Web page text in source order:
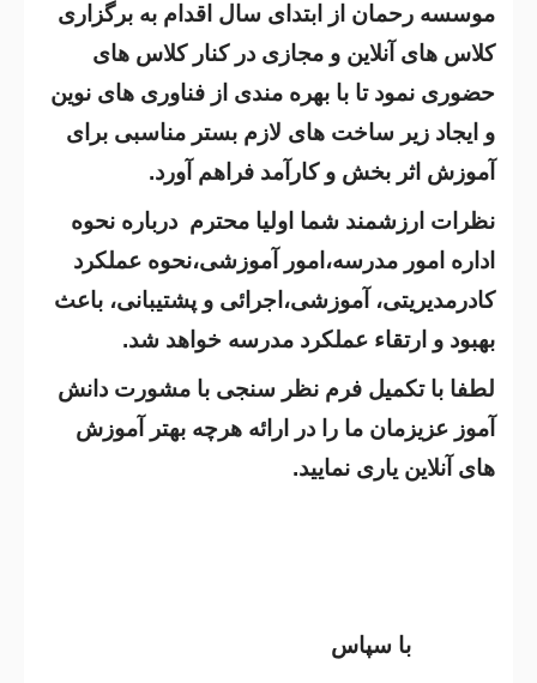
موسسه رحمان از ابتدای سال اقدام به برگزاری
کلاس های آنلاین و مجازی در کنار کلاس های
حضوری نمود تا با بهره مندی از فناوری های نوین
و ایجاد زیر ساخت های لازم بستر مناسبی برای
آموزش اثر بخش و کارآمد فراهم آورد.
نظرات ارزشمند شما اولیا محترم درباره نحوه
اداره امور مدرسه،امور آموزشی،نحوه عملکرد
کادرمدیریتی، آموزشی،اجرائی و پشتیبانی، باعث
بهبود و ارتقاء عملکرد مدرسه خواهد شد.
لطفا با تکمیل فرم نظر سنجی با مشورت دانش
آموز عزیزمان ما را در ارائه هرچه بهتر آموزش
های آنلاین یاری نمایید.
با سپاس